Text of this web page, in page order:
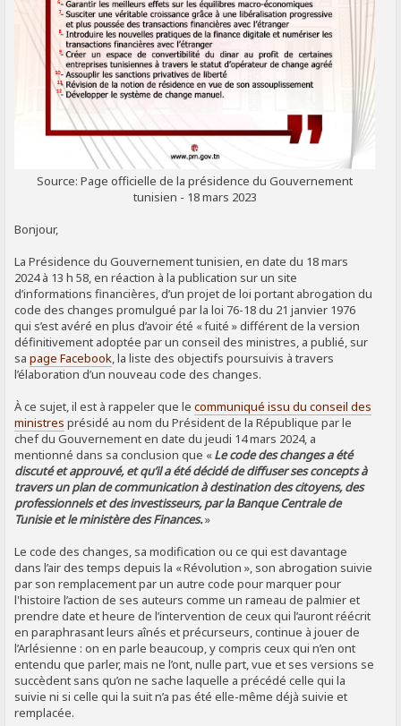
Source: Page officielle de la présidence du Gouvernement
tunisien - 18 mars 2023
Bonjour,
La Présidence du Gouvernement tunisien, en date du 18 mars
2024 à 13 h 58, en réaction à la publication sur un site
d’informations financières, d’un projet de loi portant abrogation du
code des changes promulgué par la loi 76-18 du 21 janvier 1976
qui s’est avéré en plus d’avoir été « fuité » différent de la version
définitivement adoptée par un conseil des ministres, a publié, sur
sapage Facebook, la liste des objectifs poursuivis à travers
l’élaboration d’un nouveau code des changes.
À ce sujet, il est à rappeler que lecommuniqué issu du conseil des
ministres présidé au nom du Président de la République par le
chef du Gouvernement en date du jeudi 14 mars 2024, a
mentionné dans sa conclusion que «Le code des changes a été
discuté et approuvé, et qu’il a été décidé de diffuser ses concepts à
travers un plan de communication à destination des citoyens, des
professionnels et des investisseurs, par la Banque Centrale de
Tunisie et le ministère des Finances.»
Le code des changes, sa modification ou ce qui est davantage
dans l’air des temps depuis la « Révolution », son abrogation suivie
par son remplacement par un autre code pour marquer pour
l'histoire l’action de ses auteurs comme un rameau de palmier et
prendre date et heure de l’intervention de ceux qui l’auront réécrit
en paraphrasant leurs aînés et précurseurs, continue à jouer de
l’Arlésienne : on en parle beaucoup, y compris ceux qui n’en ont
entendu que parler, mais ne l’ont, nulle part, vue et ses versions se
succèdent sans qu’on ne sache laquelle a précédé celle qui la
suivie ni si celle qui la suit n’a pas été elle-même déjà suivie et
remplacée.